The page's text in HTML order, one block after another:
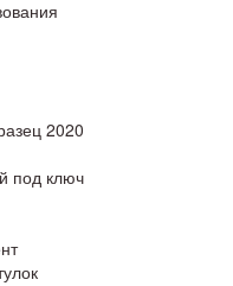
2020
под ключ